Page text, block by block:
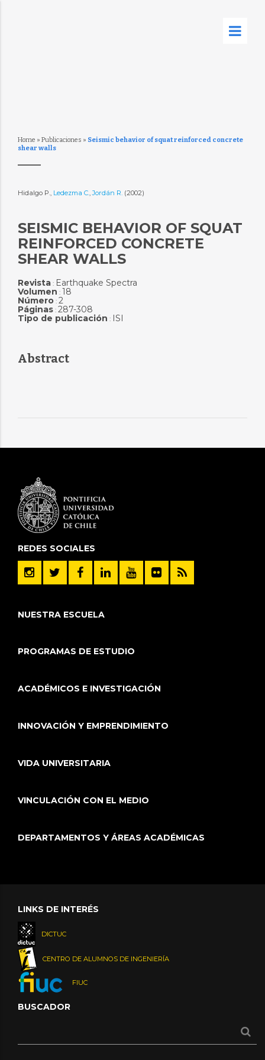
Home » Publicaciones » Seismic behavior of squat reinforced concrete
shear walls
Hidalgo P., Ledezma C.,Jordán R. (2002)
SEISMIC BEHAVIOR OF SQUAT
REINFORCED CONCRETE
SHEAR WALLS
Revista: Earthquake Spectra
Volumen : 18
Número: 2
Páginas: 287-308
Tipo de publicación : ISI
Abstract
REDES SOCIALES
NUESTRA ESCUELA
PROGRAMAS DE ESTUDIO
ACADÉMICOS E INVESTIGACIÓN
INNOVACIÓN Y EMPRENDIMIENTO
VIDA UNIVERSITARIA
VINCULACIÓN CON EL MEDIO
DEPARTAMENTOS Y ÁREAS ACADÉMICAS
LINKS DE INTERÉS
DICTUC
CENTRO DE ALUMNOS DE INGENIERÍA
FIUC
BUSCADOR